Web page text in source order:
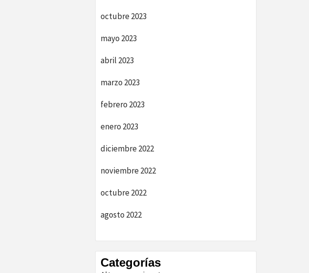
octubre 2023
mayo 2023
abril 2023
marzo 2023
febrero 2023
enero 2023
diciembre 2022
noviembre 2022
octubre 2022
agosto 2022
Categorías